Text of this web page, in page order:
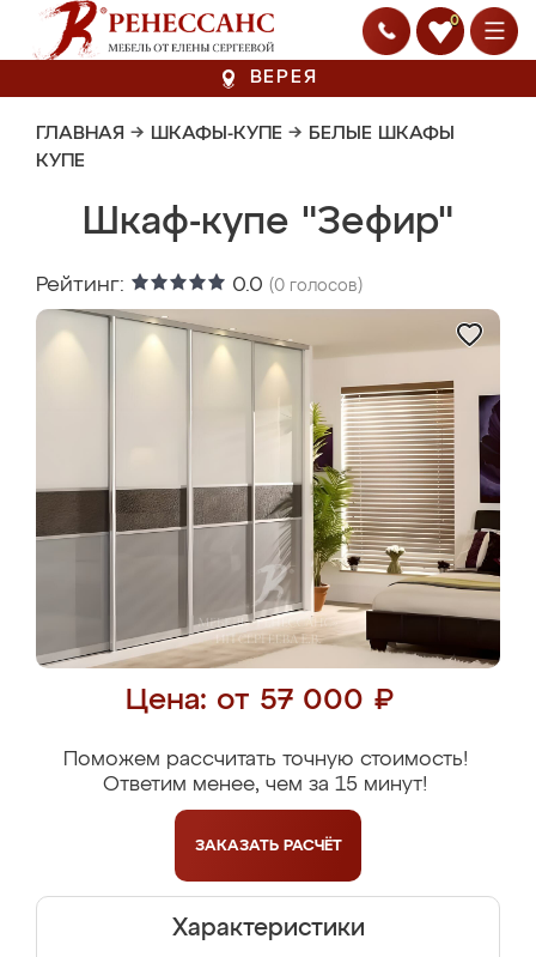
0
ВЕРЕЯ
ГЛАВНАЯ → ШКАФЫ-КУПЕ → БЕЛЫЕ ШКАФЫ
КУПЕ
Шкаф-купе "Зефир"
Рейтинг: 0.0 (0 голосов)
Цена: от 57 000 ₽
Поможем рассчитать точную стоимость!
Ответим менее, чем за 15 минут!
ЗАКАЗАТЬ РАСЧЁТ
Характеристики